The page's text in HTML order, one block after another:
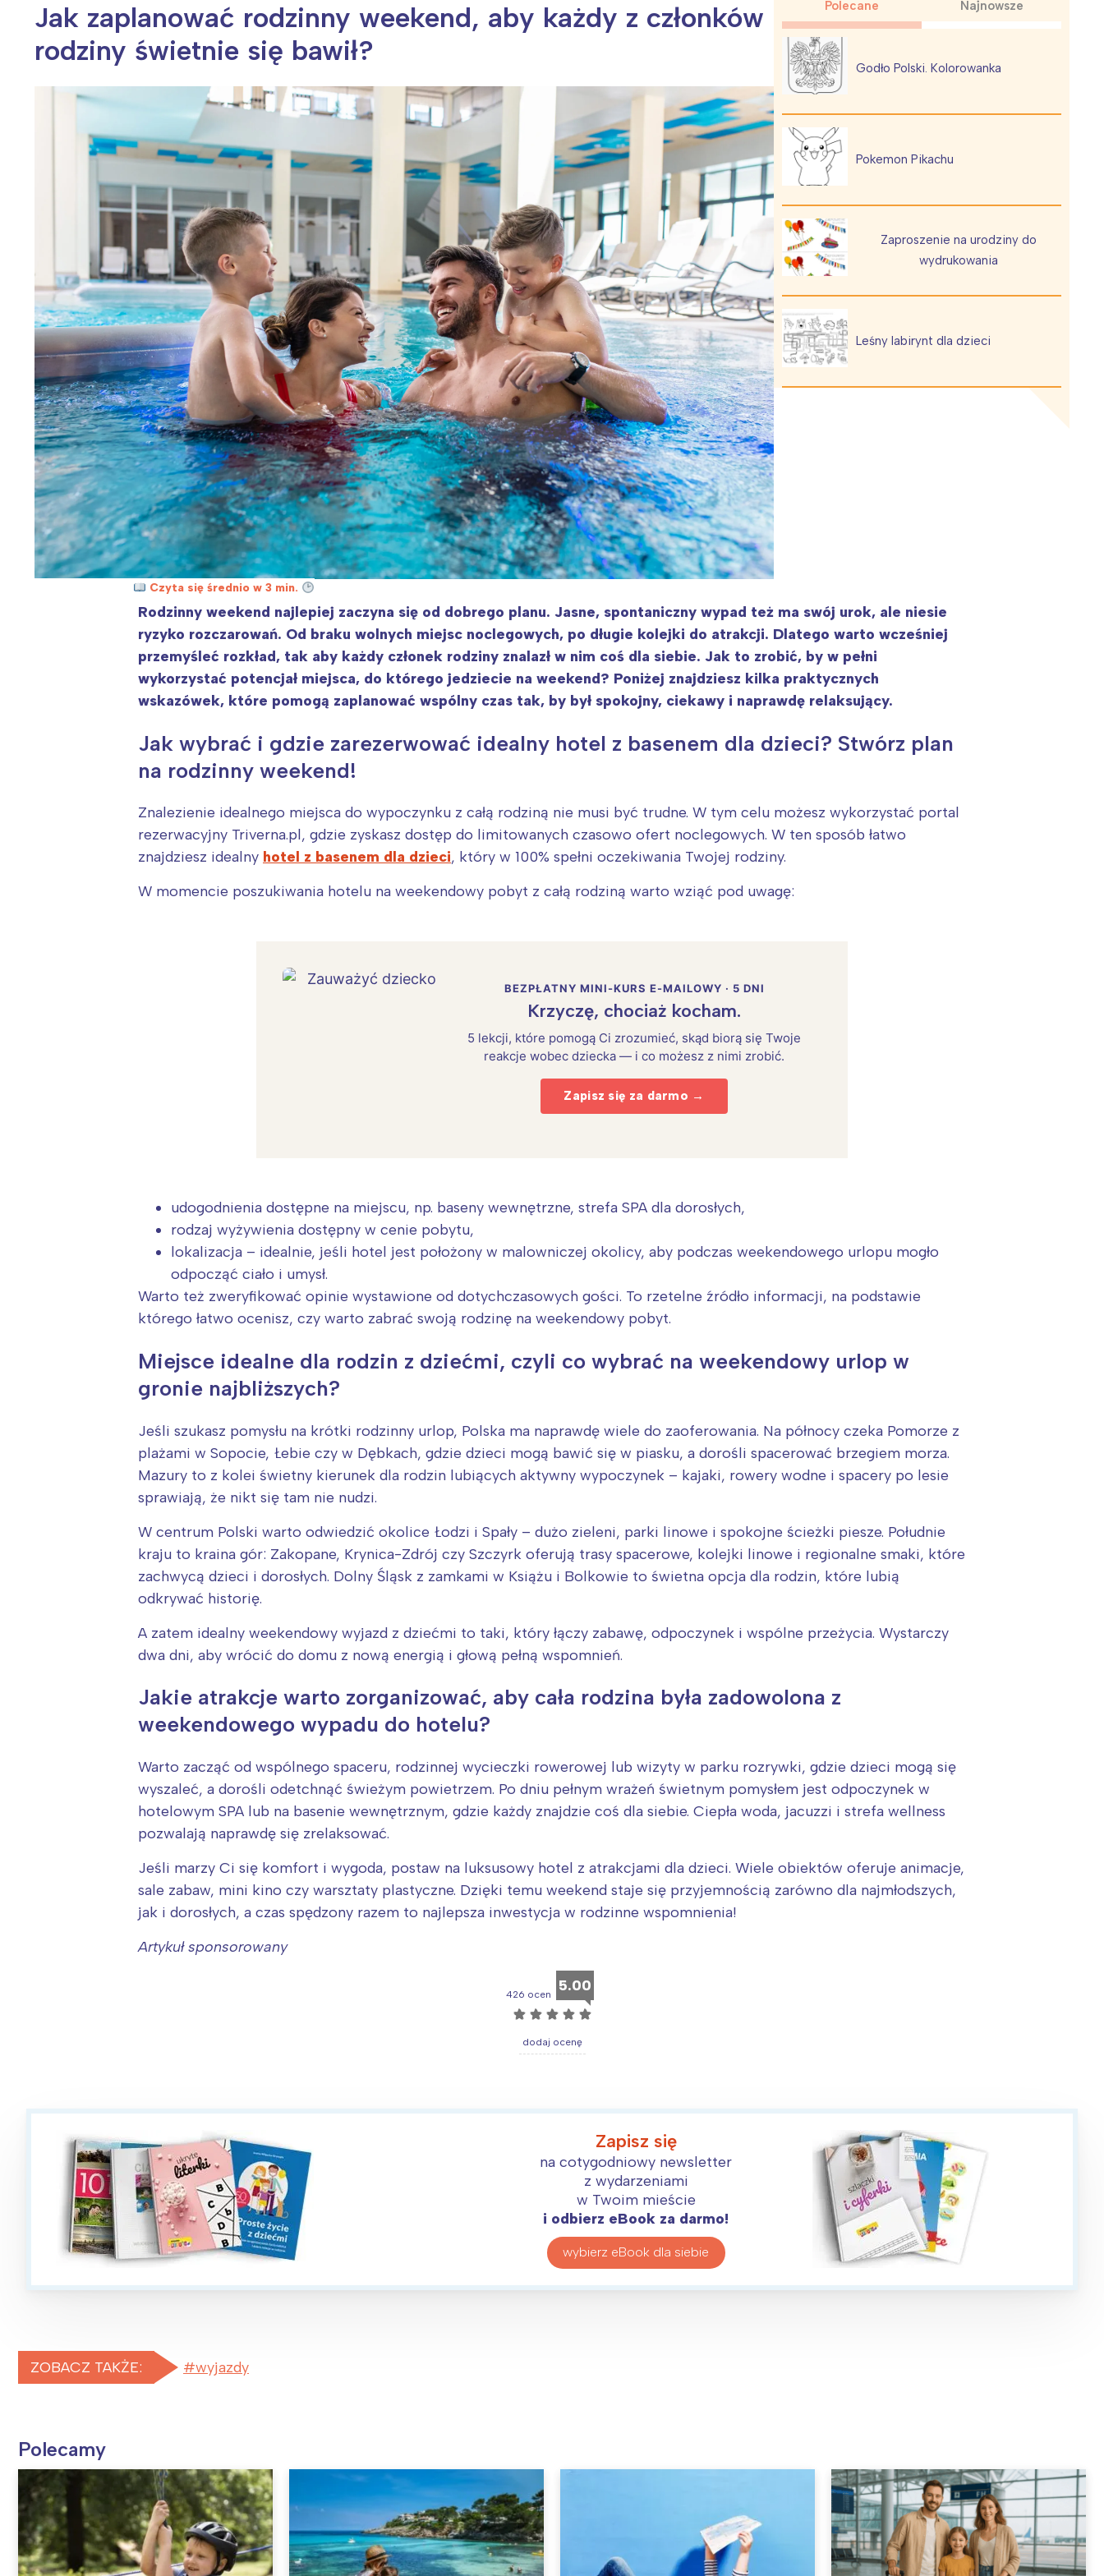
Wiosenny koncert ptaków na płocie Kwitnąca wiśnia i jej płatki
Jak zaplanować rodzinny weekend, aby każdy z członków
rodziny świetnie się bawił?
Polecane Najnowsze
Godło Polski. Kolorowanka
Pokemon Pikachu
Zaproszenie na urodziny do
wydrukowania
Leśny labirynt dla dzieci
Czyta się średnio w 3 min.
Rodzinny weekend najlepiej zaczyna się od dobrego planu. Jasne, spontaniczny wypad też ma swój urok, ale niesie
ryzyko rozczarowań. Od braku wolnych miejsc noclegowych, po długie kolejki do atrakcji. Dlatego warto wcześniej
przemyśleć rozkład, tak aby każdy członek rodziny znalazł w nim coś dla siebie. Jak to zrobić, by w pełni
wykorzystać potencjał miejsca, do którego jedziecie na weekend? Poniżej znajdziesz kilka praktycznych
wskazówek, które pomogą zaplanować wspólny czas tak, by był spokojny, ciekawy i naprawdę relaksujący.
Jak wybrać i gdzie zarezerwować idealny hotel z basenem dla dzieci? Stwórz plan
na rodzinny weekend!
Znalezienie idealnego miejsca do wypoczynku z całą rodziną nie musi być trudne. W tym celu możesz wykorzystać portal
rezerwacyjny Triverna.pl, gdzie zyskasz dostęp do limitowanych czasowo ofert noclegowych. W ten sposób łatwo
znajdziesz idealny hotel z basenem dla dzieci, który w 100% spełni oczekiwania Twojej rodziny.
W momencie poszukiwania hotelu na weekendowy pobyt z całą rodziną warto wziąć pod uwagę:
BEZPŁATNY MINI-KURS E-MAILOWY · 5 DNI
Krzyczę, chociaż kocham.
5 lekcji, które pomogą Ci zrozumieć, skąd biorą się Twoje
reakcje wobec dziecka — i co możesz z nimi zrobić.
Zapisz się za darmo →
udogodnienia dostępne na miejscu, np. baseny wewnętrzne, strefa SPA dla dorosłych,
rodzaj wyżywienia dostępny w cenie pobytu,
lokalizacja – idealnie, jeśli hotel jest położony w malowniczej okolicy, aby podczas weekendowego urlopu mogło
odpocząć ciało i umysł.
Warto też zweryfikować opinie wystawione od dotychczasowych gości. To rzetelne źródło informacji, na podstawie
którego łatwo ocenisz, czy warto zabrać swoją rodzinę na weekendowy pobyt.
Miejsce idealne dla rodzin z dziećmi, czyli co wybrać na weekendowy urlop w
gronie najbliższych?
Jeśli szukasz pomysłu na krótki rodzinny urlop, Polska ma naprawdę wiele do zaoferowania. Na północy czeka Pomorze z
plażami w Sopocie, Łebie czy w Dębkach, gdzie dzieci mogą bawić się w piasku, a dorośli spacerować brzegiem morza.
Mazury to z kolei świetny kierunek dla rodzin lubiących aktywny wypoczynek – kajaki, rowery wodne i spacery po lesie
sprawiają, że nikt się tam nie nudzi.
W centrum Polski warto odwiedzić okolice Łodzi i Spały – dużo zieleni, parki linowe i spokojne ścieżki piesze. Południe
kraju to kraina gór: Zakopane, Krynica-Zdrój czy Szczyrk oferują trasy spacerowe, kolejki linowe i regionalne smaki, które
zachwycą dzieci i dorosłych. Dolny Śląsk z zamkami w Książu i Bolkowie to świetna opcja dla rodzin, które lubią
odkrywać historię.
A zatem idealny weekendowy wyjazd z dziećmi to taki, który łączy zabawę, odpoczynek i wspólne przeżycia. Wystarczy
dwa dni, aby wrócić do domu z nową energią i głową pełną wspomnień.
Jakie atrakcje warto zorganizować, aby cała rodzina była zadowolona z
weekendowego wypadu do hotelu?
Warto zacząć od wspólnego spaceru, rodzinnej wycieczki rowerowej lub wizyty w parku rozrywki, gdzie dzieci mogą się
wyszaleć, a dorośli odetchnąć świeżym powietrzem. Po dniu pełnym wrażeń świetnym pomysłem jest odpoczynek w
hotelowym SPA lub na basenie wewnętrznym, gdzie każdy znajdzie coś dla siebie. Ciepła woda, jacuzzi i strefa wellness
pozwalają naprawdę się zrelaksować.
Jeśli marzy Ci się komfort i wygoda, postaw na luksusowy hotel z atrakcjami dla dzieci. Wiele obiektów oferuje animacje,
sale zabaw, mini kino czy warsztaty plastyczne. Dzięki temu weekend staje się przyjemnością zarówno dla najmłodszych,
jak i dorosłych, a czas spędzony razem to najlepsza inwestycja w rodzinne wspomnienia!
Artykuł sponsorowany
426 ocen 5.00
☆ ☆ ☆ ☆ ☆
dodaj ocenę
Zapisz się
na cotygodniowy newsletter
z wydarzeniami
w Twoim mieście
i odbierz eBook za darmo!
wybierz eBook dla siebie
ZOBACZ TAKŻE: wyjazdy
Polecamy
Interesują mnie wydarzenia z tego regionu:
Warszawa
Łódź
Trójmiasto
Poznań
Wrocław
Śląsk
Kraków
Południe
Wszystkie
Wybieram